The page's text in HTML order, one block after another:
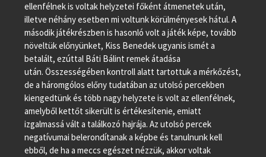
ellenfélnek is voltak helyzetei főként átmenetek után,
illetve néhány esetben mi voltunk körülményesek hátul. A
második játékrészben is hasonló volt a játék képe, tovább
növeltük előnyünket, Kiss Benedek ugyanis ismét a
betalált, ezúttal Báti Bálint remek átadása
után. Összességében kontroll alatt tartottuk a mérkőzést,
de a háromgólos előny tudatában az utolsó percekben
kiengedtünk és több nagy helyzete is volt az ellenfélnek,
amelyből kettőt sikerült is értékesítenie, emiatt
izgalmassá vált a találkozó hajrája. Az utolsó percek
negatívumai belerondítanak a képbe és tanulnunk kell
ebből, de ha a meccs egészet nézzük, akkor voltak